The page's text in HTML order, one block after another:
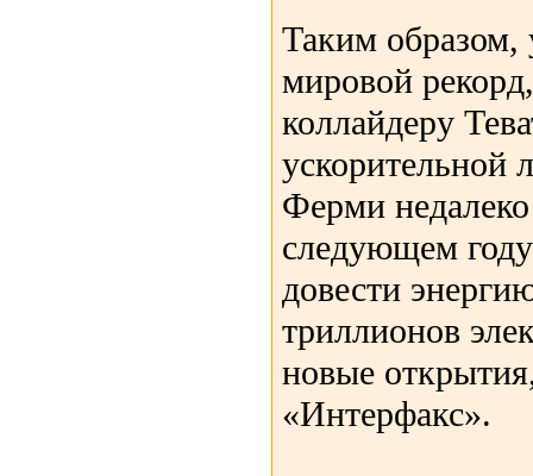
Таким образом,
мировой
коллайдеру
ускорительной
Ферми
следующем
довести
триллионов
новые
«Интерфакс».